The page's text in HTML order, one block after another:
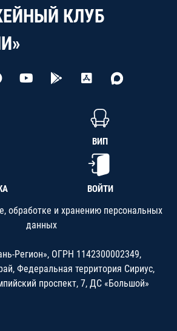
КЛУБ
ВИП
ВОЙТИ
обработке и хранению персональных
данных
Регион», ОГРН 1142300002349,
Федеральная территория Сириус,
проспект, 7, ДС «Большой»